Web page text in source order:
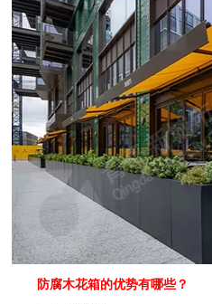
防腐木花箱的优势有哪些？